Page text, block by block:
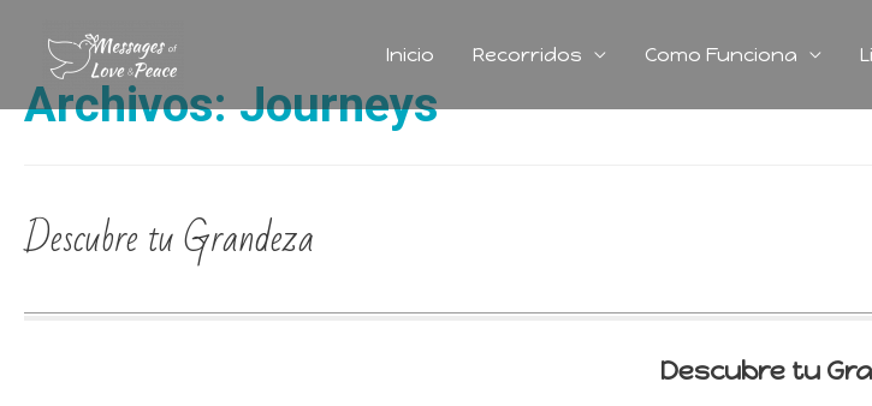
Inicio Recorridos Como Funciona
Archivos:Journeys
Descubre tu Grandeza
Descubre tu